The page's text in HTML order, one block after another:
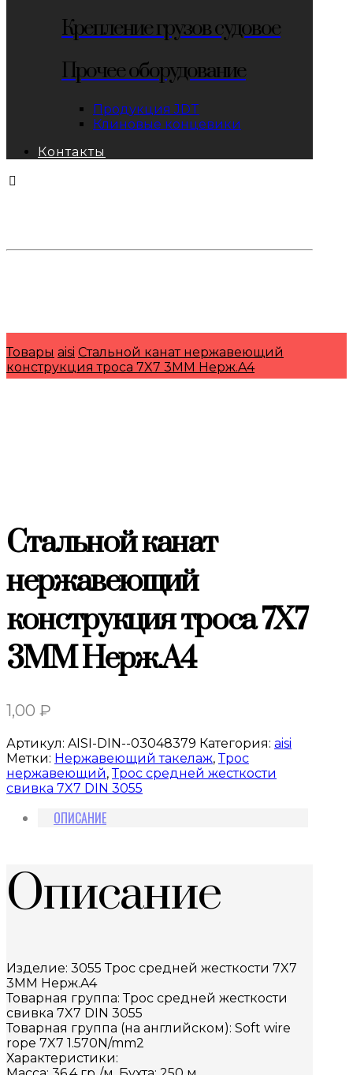
Крепление грузов судовое
Прочее оборудование
Продукция JDT
Клиновые концевики
Контакты
Товары aisi Стальной канат нержавеющий
конструкция троса 7X7 3MM Нерж.A4
Стальной канат
нержавеющий
конструкция троса 7X7
3MM Нерж.A4
1,00 ₽
Артикул: AISI-DIN--03048379 Категория: aisi
Метки: Нержавеющий такелаж,Трос
нержавеющий,Трос средней жесткости
свивка 7X7 DIN 3055
ОПИСАНИЕ
Описание
Изделие: 3055 Трос средней жесткости 7X7
3MM Нерж.A4
Товарная группа: Трос средней жесткости
свивка 7X7 DIN 3055
Товарная группа (на английском): Soft wire
rope 7X7 1.570N/mm2
Характеристики: